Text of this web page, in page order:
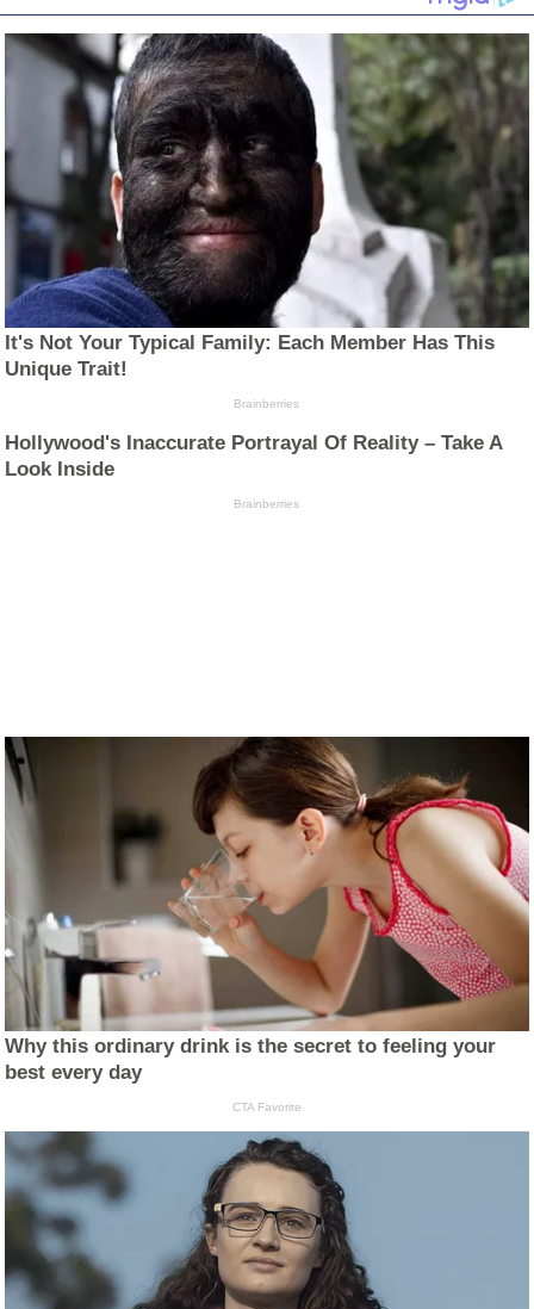
It's Not Your Typical Family: Each Member Has This
Unique Trait!
Brainberries
Hollywood's Inaccurate Portrayal Of Reality – Take A
Look Inside
Brainberries
Why this ordinary drink is the secret to feeling your
best every day
CTA Favorite